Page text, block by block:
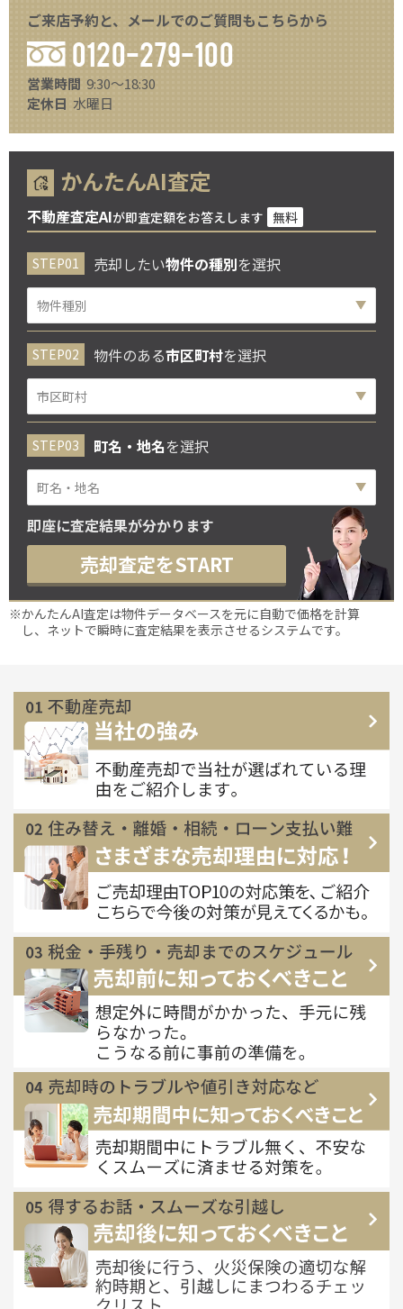
ご来店予約と、メールでのご質問もこちらから
0120-279-100
営業時間 9:30～18:30
定休日 水曜日
かんたんAI査定
不動産査定AIが即査定額をお答えします 無料
売却したい物件の種別を選択
物件のある市区町村を選択
町名・地名を選択
即座に査定結果が分かります
売却査定をSTART
※かんたんAI査定は物件データベースを元に自動で価格を計算
し、ネットで瞬時に査定結果を表示させるシステムです。